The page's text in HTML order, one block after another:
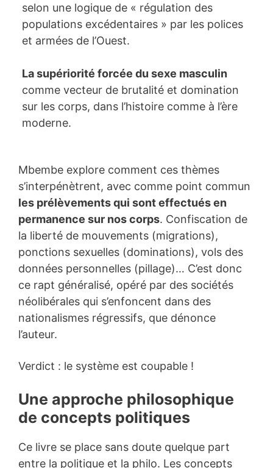
selon une logique de « régulation des
populations excédentaires » par les polices
et armées de l’Ouest.
La supériorité forcée du sexe masculin
comme vecteur de brutalité et domination
sur les corps, dans l’histoire comme à l’ère
moderne.
Mbembe explore comment ces thèmes
s’interpénètrent, avec comme point commun
les prélèvements qui sont effectués en
permanence sur nos corps. Confiscation de
la liberté de mouvements (migrations),
ponctions sexuelles (dominations), vols des
données personnelles (pillage)… C’est donc
ce rapt généralisé, opéré par des sociétés
néolibérales qui s’enfoncent dans des
nationalismes régressifs, que dénonce
l’auteur.
Verdict : le système est coupable !
Une approche philosophique
de concepts politiques
Ce livre se place sans doute quelque part
entre la politique et la philo. Les concepts